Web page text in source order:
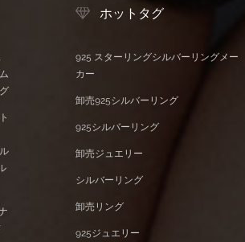
ホットタグ
925 スターリングシルバーリングメー
カー
卸売925シルバーリング
925シルバーリング
卸売ジュエリー
シルバーリング
卸売リング
925ジュエリー